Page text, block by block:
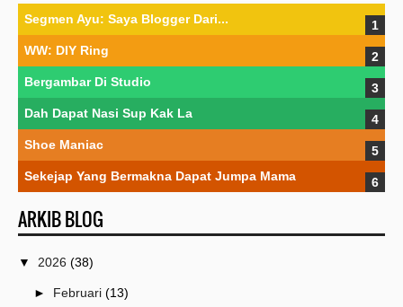
Segmen Ayu: Saya Blogger Dari...
WW: DIY Ring
Bergambar Di Studio
Dah Dapat Nasi Sup Kak La
Shoe Maniac
Sekejap Yang Bermakna Dapat Jumpa Mama
ARKIB BLOG
▼ 2026 (38)
► Februari (13)